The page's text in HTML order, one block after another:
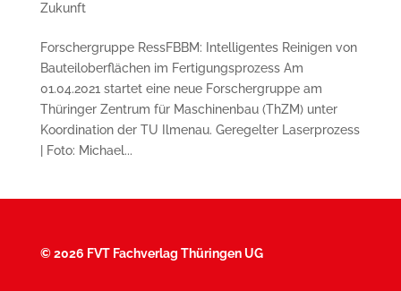
Zukunft
Forschergruppe RessFBBM: Intelligentes Reinigen von
Bauteiloberflächen im Fertigungsprozess Am
01.04.2021 startet eine neue Forschergruppe am
Thüringer Zentrum für Maschinenbau (ThZM) unter
Koordination der TU Ilmenau. Geregelter Laserprozess
| Foto: Michael...
©2026 FVT Fachverlag Thüringen UG